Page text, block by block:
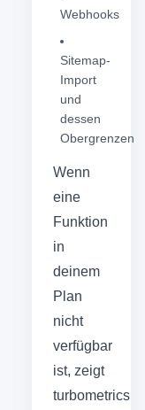
Webhooks
Sitemap-
Import
und
dessen
Obergrenzen
Wenn
eine
Funktion
in
deinem
Plan
nicht
verfügbar
ist, zeigt
turbometrics